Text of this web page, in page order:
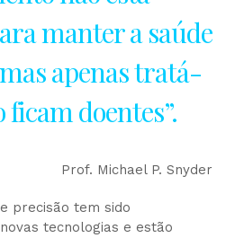
manter a saúde
apenas tratá-
doentes”.
Prof. Michael P. Snyder
precisão tem sido
tecnologias e estão